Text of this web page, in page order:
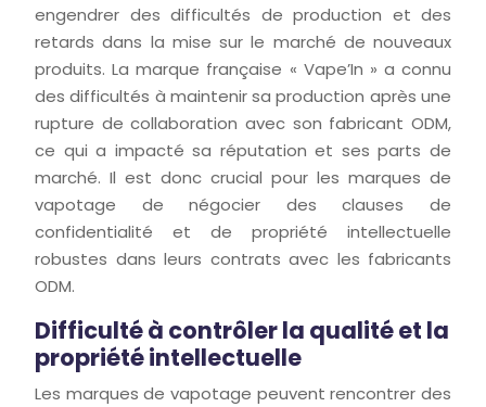
engendrer des difficultés de production et des
retards dans la mise sur le marché de nouveaux
produits. La marque française « Vape’In » a connu
des difficultés à maintenir sa production après une
rupture de collaboration avec son fabricant ODM,
ce qui a impacté sa réputation et ses parts de
marché. Il est donc crucial pour les marques de
vapotage de négocier des clauses de
confidentialité et de propriété intellectuelle
robustes dans leurs contrats avec les fabricants
ODM.
Difficulté à contrôler la qualité et la
propriété intellectuelle
Les marques de vapotage peuvent rencontrer des